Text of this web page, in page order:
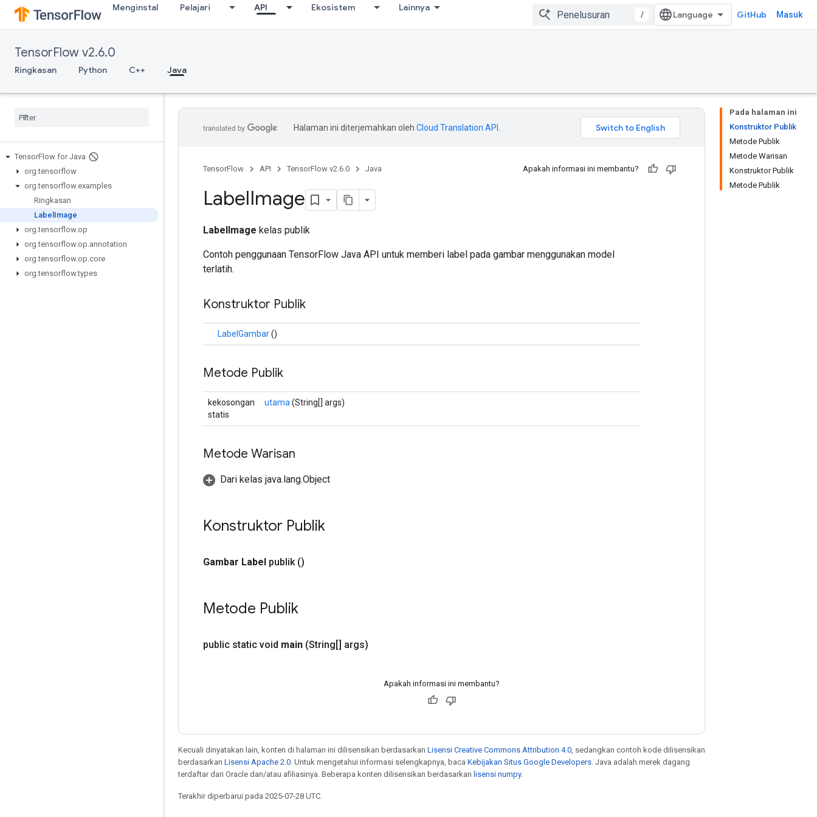
Menginstal Pelajari API Ekosistem Lainnya
/ GitHub Masuk
TensorFlow v2.6.0
Ringkasan Python C++ Java
TensorFlow for Java
org.tensorflow
org.tensorflow.examples
Ringkasan
Label Image
org.tensorflow.op
org.tensorflow.op.annotation
org.tensorflow.op.core
org.tensorflow.types
Pada halaman ini
Konstruktor Publik
Metode Publik
Metode Warisan
Konstruktor Publik
Metode Publik
Halaman ini diterjemahkan oleh Cloud Translation API
TensorFlow API TensorFlow v2.6.0 Java Apakah informasi ini membantu?
LabelImage
LabelImage kelas publik
Contoh penggunaan TensorFlow Java API untuk memberi label pada gambar menggunakan model
terlatih.
Konstruktor Publik
LabelGambar()
Metode Publik
kekosongan
statis
utama (String[] args)
Metode Warisan
Dari kelas java.lang.Object
Konstruktor Publik
Gambar Label publik ()
Metode Publik
public static void main (String[] args)
Apakah informasi ini membantu?
Kecuali dinyatakan lain, konten di halaman ini dilisensikan berdasarkan Lisensi Creative Commons Attribution 4.0 , sedangkan contoh kode dilisensikan
berdasarkan Lisensi Apache 2.0 . Untuk mengetahui informasi selengkapnya, baca Kebijakan Situs Google Developers . Java adalah merek dagang
terdaftar dari Oracle dan/atau afiliasinya. Beberapa konten dilisensikan berdasarkan lisensi numpy.
Terakhir diperbarui pada 2025-07-28 UTC.